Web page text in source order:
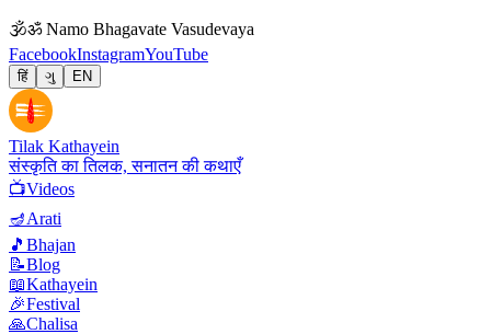
🕉ॐ Namo Bhagavate Vasudevaya
FacebookInstagramYouTube
हिं ગુ EN
Tilak Kathayein
संस्कृति का तिलक, सनातन की कथाएँ
📺Videos
🪔Arati
🎵 Bhajan
📝Blog
📖Kathayein
🎉Festival
🙏Chalisa